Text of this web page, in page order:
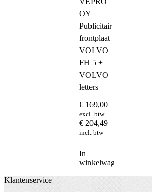
OY
Publicitair
frontplaat
VOLVO
FH 5 +
VOLVO
letters
€ 169,00
excl. btw
€ 204,49
incl. btw
In
winkelwagen
Klantenservice